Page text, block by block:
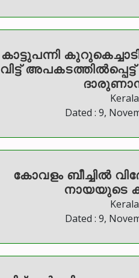
കാട്ടുപന്നി കുറുകെച്ചാടി കാർ
വിട്ട്
Kerala
Dated : 9,
കോവളം ബീച്ചിൽ
നായയുടെ
Kerala
Dated : 9,